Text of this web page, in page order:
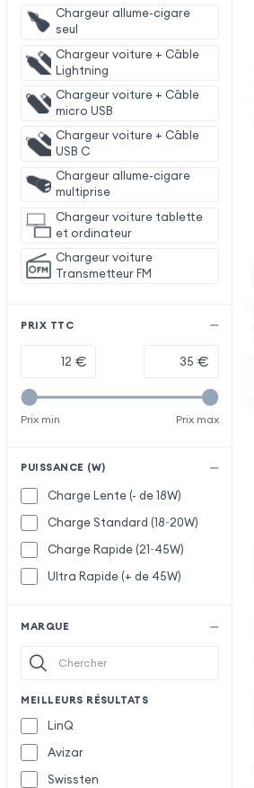
Chargeur allume-cigare
seul
Chargeur voiture + Câble
Lightning
Chargeur voiture + Câble
micro USB
Chargeur voiture + Câble
USB C
Chargeur allume-cigare
multiprise
Chargeur voiture tablette
et ordinateur
Chargeur voiture
Transmetteur FM
PRIX TTC
€ €
Prix min Prix max
PUISSANCE (W)
Charge Lente (- de 18W)
Charge Standard (18~20W)
Charge Rapide (21~45W)
Ultra Rapide (+ de 45W)
MARQUE
MEILLEURS RÉSULTATS
LinQ
Avizar
Swissten